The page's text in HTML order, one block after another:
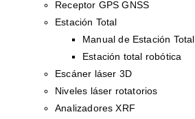
Receptor GPS GNSS
Estación Total
Manual de Estación Total
Estación total robótica
Escáner láser 3D
Niveles láser rotatorios
Analizadores XRF